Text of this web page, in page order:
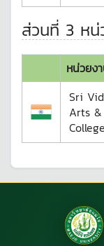
ส่วนที่ 3 หน่
หน่วยง
Sri
Arts
College